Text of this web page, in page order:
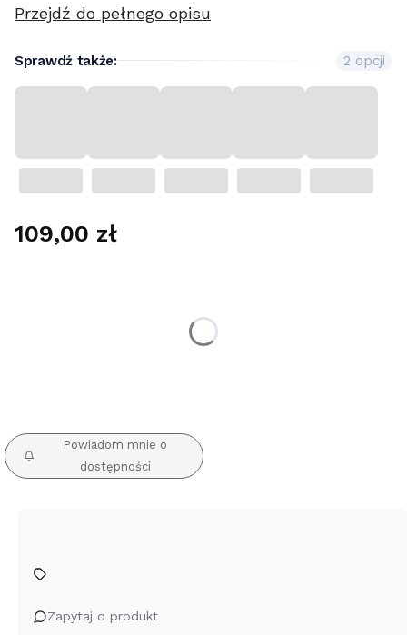
Przejdź do pełnego opisu
Sprawdź także: 2 opcji
Cena
109,00 zł
Powiadom mnie o
dostępności
Zapytaj o produkt